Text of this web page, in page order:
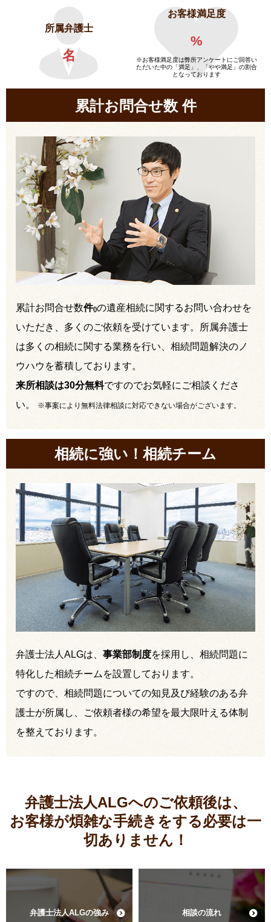
所属弁護士
名
お客様満足度
%
※お客様満足度は弊所アンケートにご回答い
ただいた中の「満足」、「やや満足」の割合
となっております
累計お問合せ数件
累計お問合せ数件()の遺産相続に関するお問い合わせを
いただき、多くのご依頼を受けています。所属弁護士
は多くの相続に関する業務を行い、相続問題解決のノ
ウハウを蓄積しております。
来所相談は30分無料ですのでお気軽にご相談くださ
い。
※事案により無料法律相談に対応できない場合がございます。
相続に強い！相続チーム
弁護士法人ALGは、 事業部制度を採用し、相続問題に
特化した相続チームを設置しております。
ですので、相続問題についての知見及び経験のある弁
護士が所属し、ご依頼者様の希望を最大限叶える体制
を整えております。
弁護士法人ALGへのご依頼後は、
お客様が煩雑な手続きをする必要は一
切ありません！
弁護士法人ALGの強み 相談の流れ